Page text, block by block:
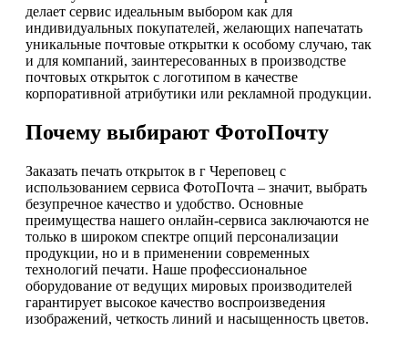
делает сервис идеальным выбором как для
индивидуальных покупателей, желающих напечатать
уникальные почтовые открытки к особому случаю, так
и для компаний, заинтересованных в производстве
почтовых открыток с логотипом в качестве
корпоративной атрибутики или рекламной продукции.
Почему выбирают ФотоПочту
Заказать печать открыток в г Череповец с
использованием сервиса ФотоПочта – значит, выбрать
безупречное качество и удобство. Основные
преимущества нашего онлайн-сервиса заключаются не
только в широком спектре опций персонализации
продукции, но и в применении современных
технологий печати. Наше профессиональное
оборудование от ведущих мировых производителей
гарантирует высокое качество воспроизведения
изображений, четкость линий и насыщенность цветов.